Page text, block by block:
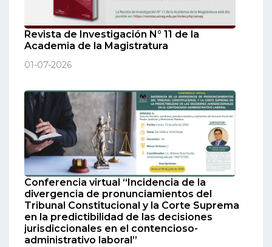
Revista de Investigación N° 11 de la
Academia de la Magistratura
01-07-2026
Conferencia virtual “Incidencia de la
divergencia de pronunciamientos del
Tribunal Constitucional y la Corte Suprema
en la predictibilidad de las decisiones
jurisdiccionales en el contencioso-
administrativo laboral”